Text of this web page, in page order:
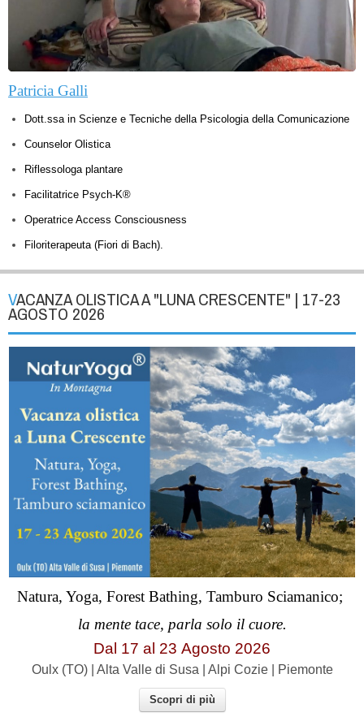
Patricia Galli
Dott.ssa in Scienze e Tecniche della Psicologia della Comunicazione
Counselor Olistica
Riflessologa plantare
Facilitatrice Psych-K®
Operatrice Access Consciousness
Filoriterapeuta (Fiori di Bach).
VACANZA OLISTICA A "LUNA CRESCENTE" | 17-23
AGOSTO 2026
Natura, Yoga, Forest Bathing, Tamburo Sciamanico;
la mente tace, parla solo il cuore.
Dal 17 al 23 Agosto 2026
Oulx (TO) | Alta Valle di Susa | Alpi Cozie | Piemonte
Scopri di più